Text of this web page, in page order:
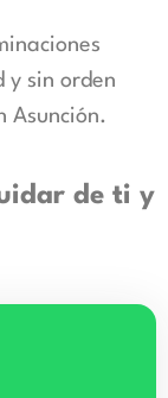
y sin orden
Asunción.
de ti y